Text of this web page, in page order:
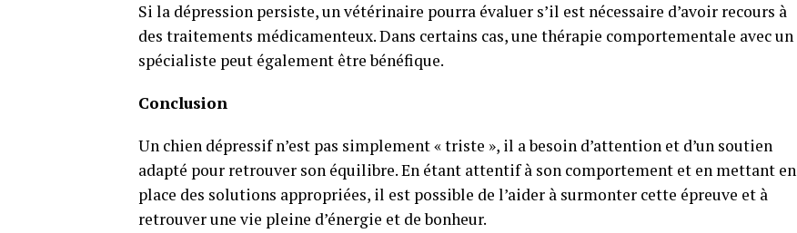
Si la dépression persiste, un vétérinaire pourra évaluer s’il est nécessaire d’avoir recours à
des traitements médicamenteux. Dans certains cas, une thérapie comportementale avec un
spécialiste peut également être bénéfique.
Conclusion
Un chien dépressif n’est pas simplement « triste », il a besoin d’attention et d’un soutien
adapté pour retrouver son équilibre. En étant attentif à son comportement et en mettant en
place des solutions appropriées, il est possible de l’aider à surmonter cette épreuve et à
retrouver une vie pleine d’énergie et de bonheur.